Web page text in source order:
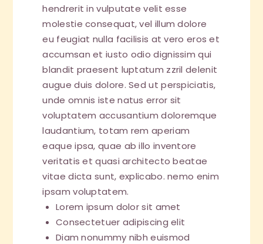
hendrerit in vulputate velit esse
molestie consequat, vel illum dolore
eu feugiat nulla facilisis at vero eros et
accumsan et iusto odio dignissim qui
blandit praesent luptatum zzril delenit
augue duis dolore. Sed ut perspiciatis,
unde omnis iste natus error sit
voluptatem accusantium doloremque
laudantium, totam rem aperiam
eaque ipsa, quae ab illo inventore
veritatis et quasi architecto beatae
vitae dicta sunt, explicabo. nemo enim
ipsam voluptatem.
Lorem ipsum dolor sit amet
Consectetuer adipiscing elit
Diam nonummy nibh euismod